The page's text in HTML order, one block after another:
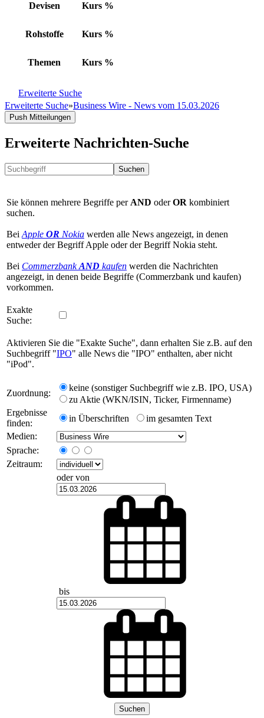
Devisen Kurs %
Rohstoffe Kurs %
Themen Kurs %
Erweiterte Suche
Erweiterte Suche»Business Wire - News vom 15.03.2026
Push Mitteilungen
Erweiterte Nachrichten-Suche
Suchen
Sie können mehrere Begriffe per AND oderOR kombiniert
suchen.
Bei Apple OR Nokia werden alle News angezeigt, in denen
entweder der Begriff Apple oder der Begriff Nokia steht.
Bei CommerzbankAND kaufen werden die Nachrichten
angezeigt, in denen beide Begriffe (Commerzbank und kaufen)
vorkommen.
Exakte
Suche:
Aktivieren Sie die "Exakte Suche", dann erhalten Sie z.B. auf den
Suchbegriff "IPO" alle News die "IPO" enthalten, aber nicht
"iPod".
Zuordnung:
keine (sonstiger Suchbegriff wie z.B. IPO, USA)
zu Aktie (WKN/ISIN, Ticker, Firmenname)
Ergebnisse
finden:
in Überschriften
im gesamten Text
Medien:
Sprache:
Zeitraum:
oder von
bis
Suchen